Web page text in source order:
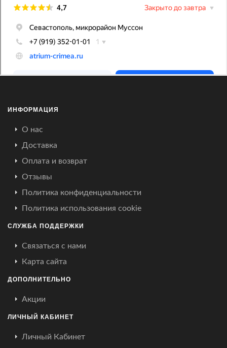
ИНФОРМАЦИЯ
О нас
Доставка
Оплата и возврат
Отзывы
Политика конфиденциальности
Политика использования cookie
СЛУЖБА ПОДДЕРЖКИ
Связаться с нами
Карта сайта
ДОПОЛНИТЕЛЬНО
Акции
ЛИЧНЫЙ КАБИНЕТ
Личный Кабинет